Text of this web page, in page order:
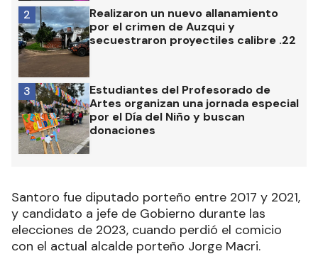
Realizaron un nuevo allanamiento
por el crimen de Auzqui y
secuestraron proyectiles calibre .22
2
Estudiantes del Profesorado de
Artes organizan una jornada especial
por el Día del Niño y buscan
donaciones
3
Santoro fue diputado porteño entre 2017 y 2021,
y candidato a jefe de Gobierno durante las
elecciones de 2023, cuando perdió el comicio
con el actual alcalde porteño Jorge Macri.